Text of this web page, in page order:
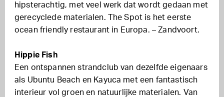
hipsterachtig, met veel werk dat wordt gedaan met
gerecyclede materialen. The Spot is het eerste
ocean friendly restaurant in Europa. – Zandvoort.
Hippie Fish
Een ontspannen strandclub van dezelfde eigenaars
als Ubuntu Beach en Kayuca met een fantastisch
interieur vol groen en natuurlijke materialen. Van